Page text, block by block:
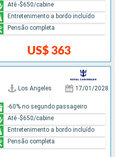
US$ 363
Até -$650/cabine
Entretenimento a bordo incluído
Pensão completa
Los Angeles 17/01/2028
-60% no segundo passageiro
Até -$650/cabine
Entretenimento a bordo incluído
Pensão completa